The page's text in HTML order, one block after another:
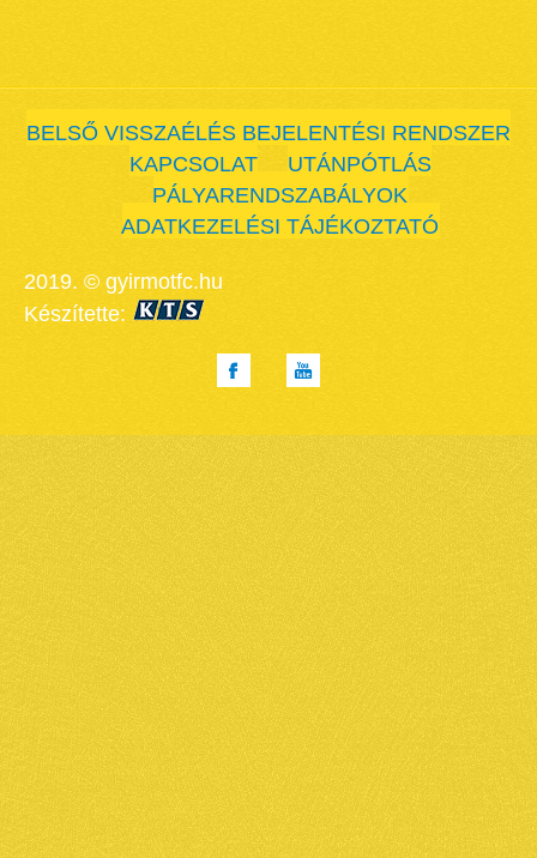
BELSŐ VISSZAÉLÉS BEJELENTÉSI RENDSZER
KAPCSOLAT
UTÁNPÓTLÁS
PÁLYARENDSZABÁLYOK
ADATKEZELÉSI TÁJÉKOZTATÓ
2019. © gyirmotfc.hu
Készítette: